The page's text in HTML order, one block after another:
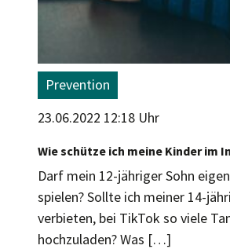
Prevention
23.06.2022 12:18 Uhr
Wie schütze ich meine Kinder im
Darf mein 12-jähriger Sohn
spielen? Sollte ich meiner 14-
verbieten, bei TikTok so viele
hochzuladen? Was […]